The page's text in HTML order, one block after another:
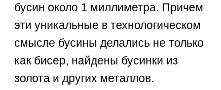
бусин около 1 миллиметра. Причем
эти уникальные в технологическом
смысле бусины делались не только
как бисер, найдены бусинки из
золота и других металлов.